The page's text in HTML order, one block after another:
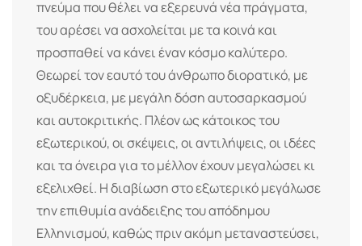
πνεύμα που θέλει να εξερευνά νέα πράγματα,
του αρέσει να ασχολείται με τα κοινά και
προσπαθεί να κάνει έναν κόσμο καλύτερο.
Θεωρεί τον εαυτό του άνθρωπο διορατικό, με
οξυδέρκεια, με μεγάλη δόση αυτοσαρκασμού
και αυτοκριτικής. Πλέον ως κάτοικος του
εξωτερικού, οι σκέψεις, οι αντιλήψεις, οι ιδέες
και τα όνειρα για το μέλλον έχουν μεγαλώσει κι
εξελιχθεί. Η διαβίωση στο εξωτερικό μεγάλωσε
την επιθυμία ανάδειξης του απόδημου
Ελληνισμού, καθώς πριν ακόμη μεταναστεύσει,